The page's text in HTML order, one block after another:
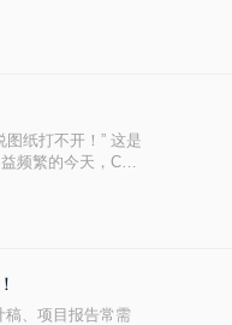
纸打不开！” 这是
频繁的今天，CAD
、项目报告常需